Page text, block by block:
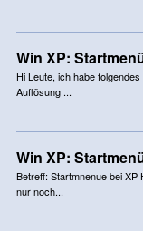
Win XP:
Hi Leute, ich habe
Auflösung ...
Win XP:
Betreff: Startmnenue bei XP
nur noch...